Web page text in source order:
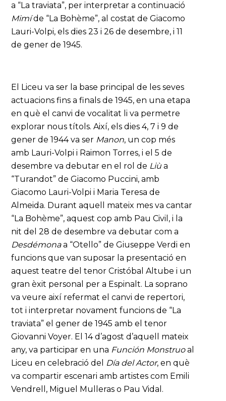
a “La traviata”, per interpretar a continuació
Mimíde “La Bohème”, al costat de Giacomo
Lauri-Volpi, els dies 23 i 26 de desembre, i 11
de gener de 1945.
El Liceu va ser la base principal de les seves
actuacions fins a finals de 1945, en una etapa
en què el canvi de vocalitat li va permetre
explorar nous títols. Així, els dies 4, 7 i 9 de
gener de 1944 va ser Manon, un cop més
amb Lauri-Volpi i Raimon Torres, i el 5 de
desembre va debutar en el rol de Liù a
“Turandot” de Giacomo Puccini, amb
Giacomo Lauri-Volpi i Maria Teresa de
Almeida. Durant aquell mateix mes va cantar
“La Bohème”, aquest cop amb Pau Civil, i la
nit del 28 de desembre va debutar com a
Desdémonaa “Otello” de Giuseppe Verdi en
funcions que van suposar la presentació en
aquest teatre del tenor Cristóbal Altube i un
gran èxit personal per a Espinalt. La soprano
va veure així refermat el canvi de repertori,
tot i interpretar novament funcions de “La
traviata” el gener de 1945 amb el tenor
Giovanni Voyer. El 14 d’agost d’aquell mateix
any, va participar en una Función Monstruoal
Liceu en celebració del Día del Actor, en què
va compartir escenari amb artistes com Emili
Vendrell, Miguel Mulleras o Pau Vidal.